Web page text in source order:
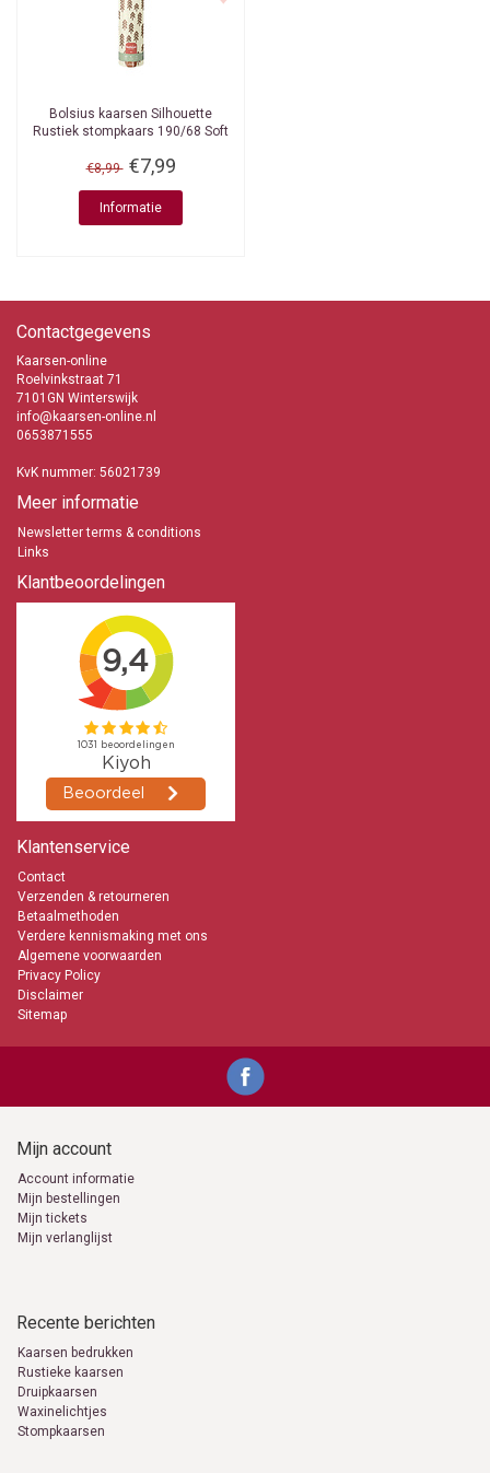
Bolsius kaarsen Silhouette
Rustiek stompkaars 190/68 Soft
€8,99 €7,99
Informatie
Contactgegevens
Kaarsen-online
Roelvinkstraat 71
7101GN Winterswijk
info@kaarsen-online.nl
0653871555
KvK nummer: 56021739
Meer informatie
Newsletter terms & conditions
Links
Klantbeoordelingen
Klantenservice
Contact
Verzenden & retourneren
Betaalmethoden
Verdere kennismaking met ons
Algemene voorwaarden
Privacy Policy
Disclaimer
Sitemap
Mijn account
Account informatie
Mijn bestellingen
Mijn tickets
Mijn verlanglijst
Recente berichten
Kaarsen bedrukken
Rustieke kaarsen
Druipkaarsen
Waxinelichtjes
Stompkaarsen